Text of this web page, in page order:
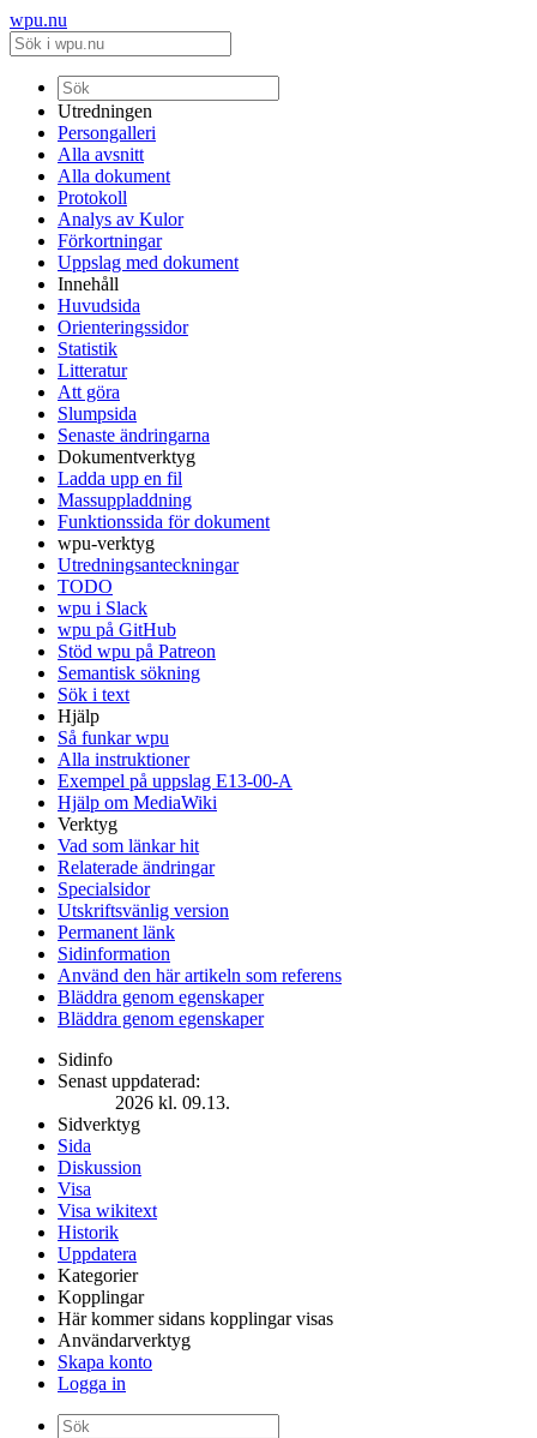
wpu.nu
Utredningen
Persongalleri
Alla avsnitt
Alla dokument
Protokoll
Analys av Kulor
Förkortningar
Uppslag med dokument
Innehåll
Huvudsida
Orienteringssidor
Statistik
Litteratur
Att göra
Slumpsida
Senaste ändringarna
Dokumentverktyg
Ladda upp en fil
Massuppladdning
Funktionssida för dokument
wpu-verktyg
Utredningsanteckningar
TODO
wpu i Slack
wpu på GitHub
Stöd wpu på Patreon
Semantisk sökning
Sök i text
Hjälp
Så funkar wpu
Alla instruktioner
Exempel på uppslag E13-00-A
Hjälp om MediaWiki
Verktyg
Vad som länkar hit
Relaterade ändringar
Specialsidor
Utskriftsvänlig version
Permanent länk
Sidinformation
Använd den här artikeln som referens
Bläddra genom egenskaper
Bläddra genom egenskaper
Sidinfo
Senast uppdaterad:
2026 kl. 09.13.
Sidverktyg
Sida
Diskussion
Visa
Visa wikitext
Historik
Uppdatera
Kategorier
Kopplingar
Här kommer sidans kopplingar visas
Användarverktyg
Skapa konto
Logga in